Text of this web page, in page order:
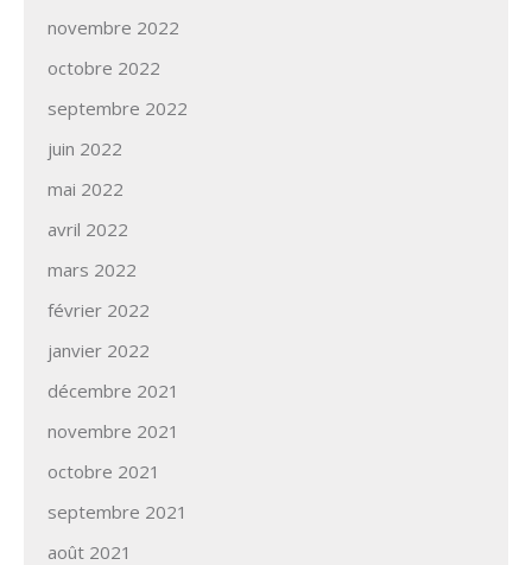
novembre 2022
octobre 2022
septembre 2022
juin 2022
mai 2022
avril 2022
mars 2022
février 2022
janvier 2022
décembre 2021
novembre 2021
octobre 2021
septembre 2021
août 2021